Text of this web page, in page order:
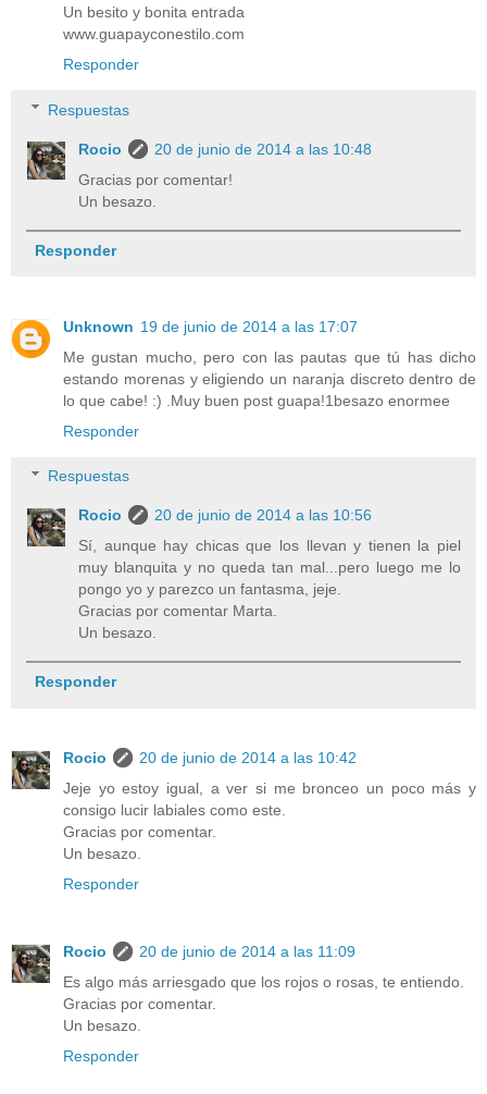
Un besito y bonita entrada
www.guapayconestilo.com
Responder
Respuestas
Rocio
20 de junio de 2014 a las 10:48
Gracias por comentar!
Un besazo.
Responder
Unknown 19 de junio de 2014 a las 17:07
Me gustan mucho, pero con las pautas que tú has dicho
estando morenas y eligiendo un naranja discreto dentro de
lo que cabe! :) .Muy buen post guapa!1besazo enormee
Responder
Respuestas
Rocio
20 de junio de 2014 a las 10:56
Sí, aunque hay chicas que los llevan y tienen la piel
muy blanquita y no queda tan mal...pero luego me lo
pongo yo y parezco un fantasma, jeje.
Gracias por comentar Marta.
Un besazo.
Responder
Rocio
20 de junio de 2014 a las 10:42
Jeje yo estoy igual, a ver si me bronceo un poco más y
consigo lucir labiales como este.
Gracias por comentar.
Un besazo.
Responder
Rocio
20 de junio de 2014 a las 11:09
Es algo más arriesgado que los rojos o rosas, te entiendo.
Gracias por comentar.
Un besazo.
Responder